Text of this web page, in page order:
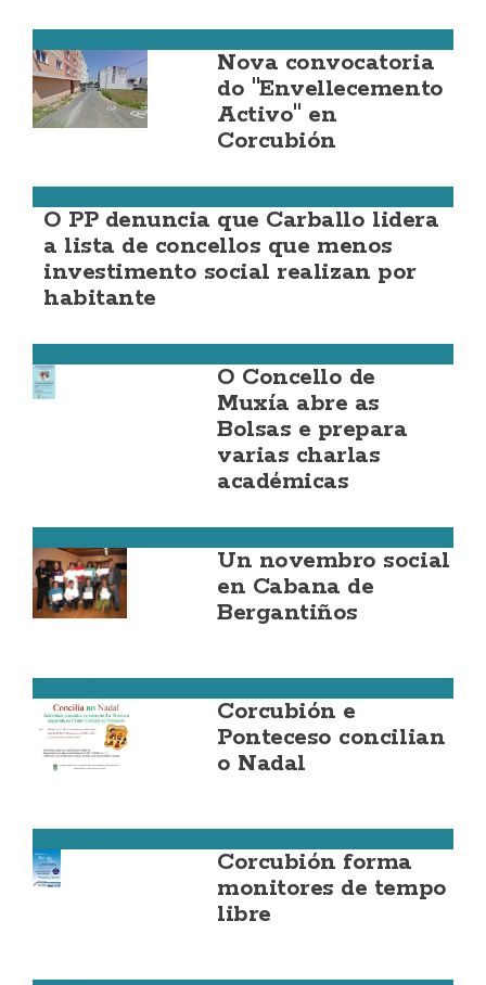
Nova convocatoria
do "Envellecemento
Activo" en
Corcubión
O PP denuncia que Carballo lidera
a lista de concellos que menos
investimento social realizan por
habitante
O Concello de
Muxía abre as
Bolsas e prepara
varias charlas
académicas
Un novembro social
en Cabana de
Bergantiños
Corcubión e
Ponteceso concilian
o Nadal
Corcubión forma
monitores de tempo
libre